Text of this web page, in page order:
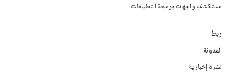
مستكشف واجهات برمجة التطبيقات
ربط
المدونة
نشرة إخبارية